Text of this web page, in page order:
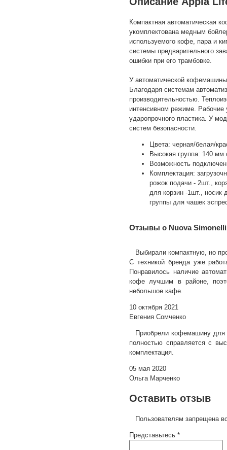
Компактная автоматическая
укомплектована медным
используемого кофе, пара и
системы предварительного
ошибки при его трамбовке.
У автоматической
Благодаря системам
производительностью.
интенсивном режиме. Рабочие
ударопрочного пластика. У
систем безопасности.
Цвета: черная/белая/
Высокая группа: 140 мм
Возможность
Комплектация:
рожок подачи - 2шт.,
для корзин -1шт., носик
группы для чашек
Отзывы о Nuova
Выбирали компактную, но
С техникой бренда уже
Понравилось наличие
кофе лучшим в районе,
небольшое кафе.
10 октября 2021
Евгения Сомченко
Приобрели кофемашину для
полностью справляется с
комплектация.
05 мая 2020
Ольга Марченко
Оставить отзыв
Пользователям запрещена
Представьтесь *